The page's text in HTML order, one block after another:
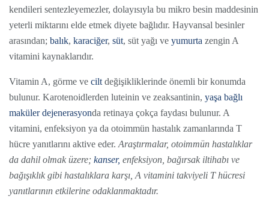
kendileri sentezleyemezler, dolayısıyla bu mikro besin maddesinin
yeterli miktarını elde etmek diyete bağlıdır. Hayvansal besinler
arasından; balık, karaciğer, süt, süt yağı ve yumurta zengin A
vitamini kaynaklarıdır.
Vitamin A, görme ve ciltdeğişikliklerinde önemli bir konumda
bulunur. Karotenoidlerden luteinin ve zeaksantinin, yaşa bağlı
maküler dejenerasyonda retinaya çokça faydası bulunur. A
vitamini, enfeksiyon ya da otoimmün hastalık zamanlarında T
hücre yanıtlarını aktive eder.Araştırmalar, otoimmün hastalıklar
da dahil olmak üzere; kanser, enfeksiyon, bağırsak iltihabı ve
bağışıklık gibi hastalıklara karşı, A vitamini takviyeli T hücresi
yanıtlarının etkilerine odaklanmaktadır.